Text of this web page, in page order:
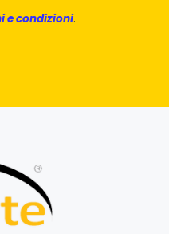
e condizioni.